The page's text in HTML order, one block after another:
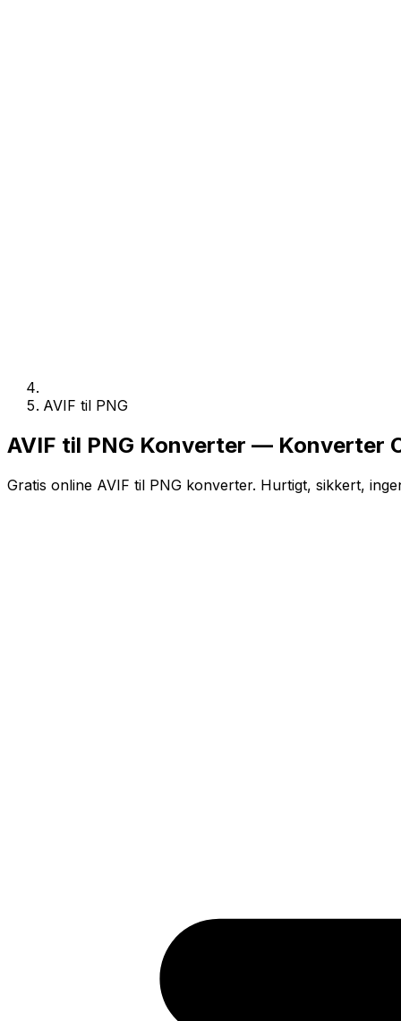
AVIF til PNG
AVIF til PNG Konverter — Konverter
Gratis online AVIF til PNG konverter. Hurtigt, sikkert,